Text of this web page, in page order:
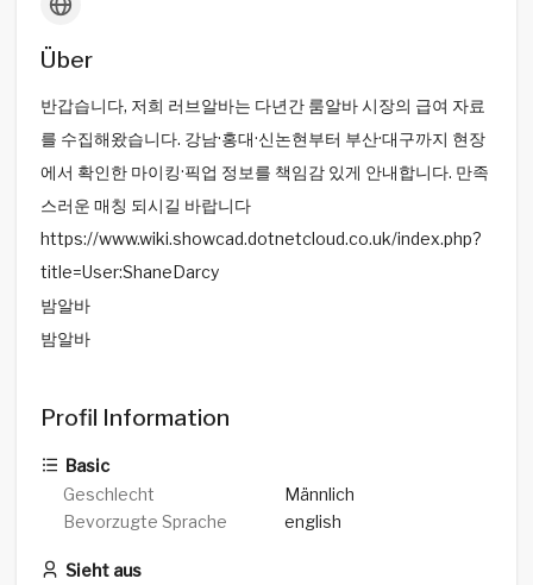
Über
반갑습니다, 저희 러브알바는 다년간 룸알바 시장의 급여 자료
를 수집해왔습니다. 강남·홍대·신논현부터 부산·대구까지 현장
에서 확인한 마이킹·픽업 정보를 책임감 있게 안내합니다. 만족
스러운 매칭 되시길 바랍니다
https://www.wiki.showcad.dotnetcloud.co.uk/index.php?
title=User:ShaneDarcy
밤알바
밤알바
Profil Information
Basic
Geschlecht
Männlich
Bevorzugte Sprache
english
Sieht aus